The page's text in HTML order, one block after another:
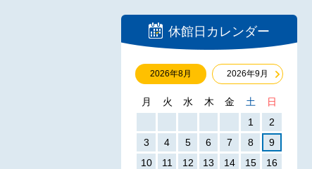
休館日カレンダー
2026年8月 2026年9月
月 火 水 木 金 土
日
1
2
3
4 5 6 7 8
9
10
11 12 13 14 15
16